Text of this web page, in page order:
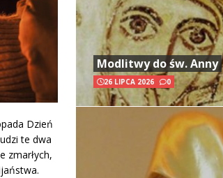
Dzień
te dwa
zmarłych,
Modlitwy do św. Anny
26 LIPCA 2026 0